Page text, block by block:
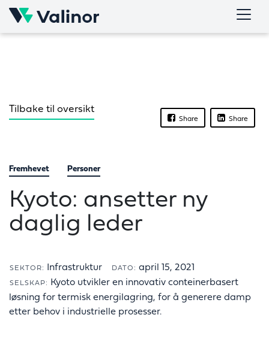
Skip
Share Share
Tilbake til oversikt
Fremhevet Personer
Kyoto: ansetter ny
daglig leder
SEKTOR: Infrastruktur DATO: april 15, 2021
SELSKAP:
Kyoto utvikler en innovativ conteinerbasert
løsning for termisk energilagring, for å generere damp
etter behov i industrielle prosesser.